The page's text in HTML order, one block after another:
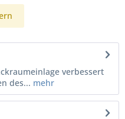
verbessert
des... mehr